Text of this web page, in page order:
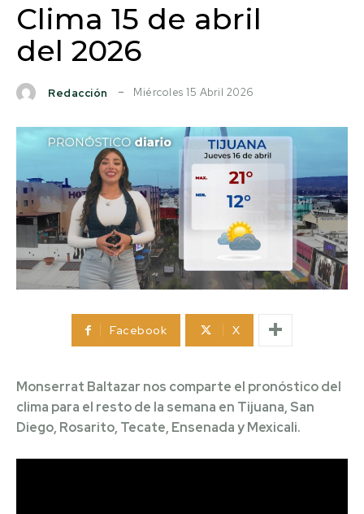
Clima 15 de abril
del 2026
Redacción Miércoles 15 Abril 2026
Facebook X
Monserrat Baltazar nos comparte el pronóstico del
clima para el resto de la semana en Tijuana, San
Diego, Rosarito, Tecate, Ensenada y Mexicali.